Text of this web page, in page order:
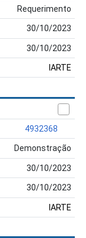
Requerimento
30/10/2023
30/10/2023
IARTE
4932368
Demonstração
30/10/2023
30/10/2023
IARTE